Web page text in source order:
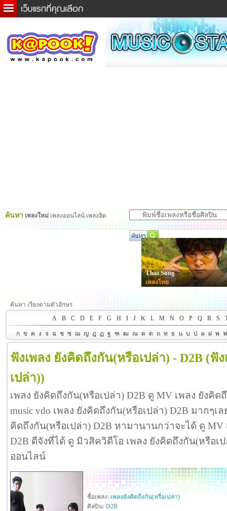
ข่าวด่วน
ละคร
ค้นหา เพลงใหม่ เพลงออนไลน์ เพลงฮิต
Thai Song
เพลงไทย
ค้นหา เรียงตามตัวอักษร
A
B C D E F G H I J K L M N O P Q R S
ก ข ค ง จ ฉ ช ซ ฌ ญ ฎ ฏ ฐ ฑ ฒ ณ ด ต ถ ท ธ น บ ป ผ ฝ พ ฟ
ฟังเพลง ยังคิดถึงกัน(หรือเปล่า) - D2B (ฟั
เปล่า))
เพลง ยังคิดถึงกัน(หรือเปล่า) D2B ดู MV เพลง ยังคิด
music vdo เพลง ยังคิดถึงกัน(หรือเปล่า) D2B มากๆเ
คิดถึงกัน(หรือเปล่า) D2B หามานานกว่าจะได้ ดู MV
D2B ดีจังที่ได้ ดู มิวสิควิดีโอ เพลง ยังคิดถึงกัน(หรือเ
ออนไลน์
ชื่อเพลง: เพลงยังคิดถึงกัน(หรือเปล่า)
ศิลปิน: D2B